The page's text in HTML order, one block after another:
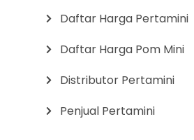
Daftar Harga Pertamini
Daftar Harga Pom Mini
Distributor Pertamini
Penjual Pertamini